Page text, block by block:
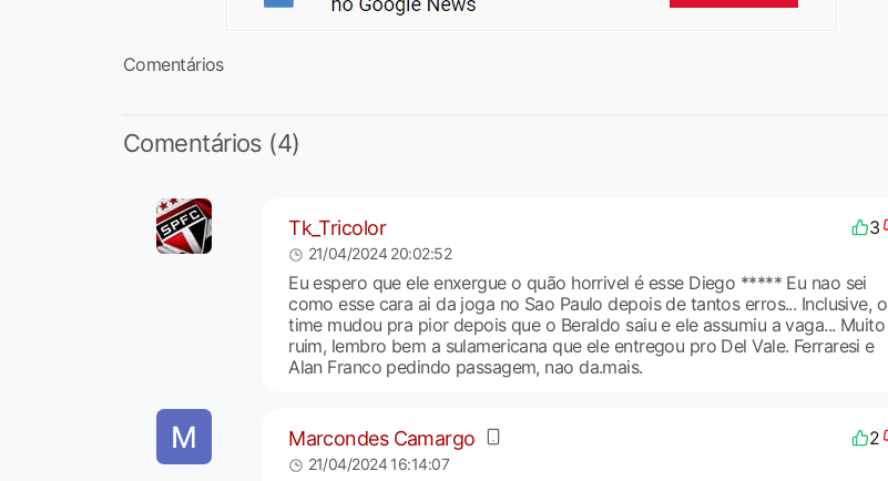
Comentários
Comentários (4)
Tk_Tricolor 3
21/04/2024 20:02:52
Eu espero que ele enxergue o quão horrivel é esse Diego ***** Eu nao sei
como esse cara ai da joga no Sao Paulo depois de tantos erros... Inclusive, o
time mudou pra pior depois que o Beraldo saiu e ele assumiu a vaga... Muito
ruim, lembro bem a sulamericana que ele entregou pro Del Vale. Ferraresi e
Alan Franco pedindo passagem, nao da.mais.
Marcondes Camargo 2
21/04/2024 16:14:07